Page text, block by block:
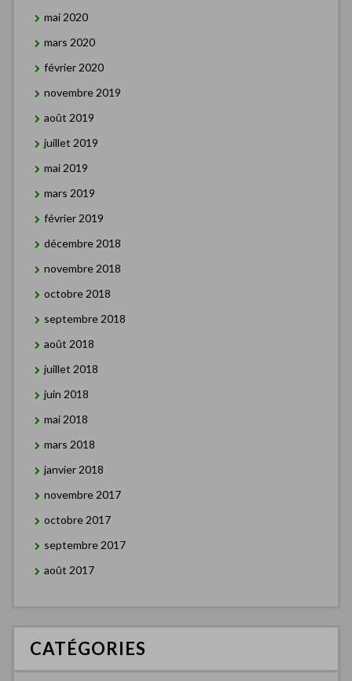
mai 2020
mars 2020
février 2020
novembre 2019
août 2019
juillet 2019
mai 2019
mars 2019
février 2019
décembre 2018
novembre 2018
octobre 2018
septembre 2018
août 2018
juillet 2018
juin 2018
mai 2018
mars 2018
janvier 2018
novembre 2017
octobre 2017
septembre 2017
août 2017
CATÉGORIES